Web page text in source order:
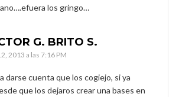
los gringo…
G. BRITO S.
2013 a las 7:16 PM
darse cuenta que los cogiejo, si ya
que los dejaros crear una bases en